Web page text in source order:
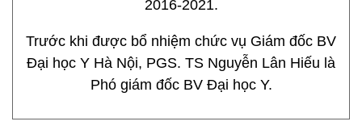
2016-2021.
Trước khi được bổ nhiệm chức vụ Giám đốc BV
Đại học Y Hà Nội, PGS. TS Nguyễn Lân Hiếu là
Phó giám đốc BV Đại học Y.